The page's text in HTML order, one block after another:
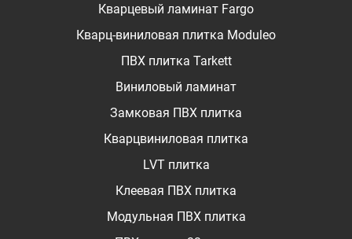
Кварцевый ламинат Fargo
Кварц-виниловая плитка Moduleo
ПВХ плитка Tarkett
Виниловый ламинат
Замковая ПВХ плитка
Кварцвиниловая плитка
LVT плитка
Клеевая ПВХ плитка
Модульная ПВХ плитка